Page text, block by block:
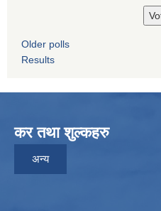
Older polls
Results
कर तथा शुल्कहरु
अन्य